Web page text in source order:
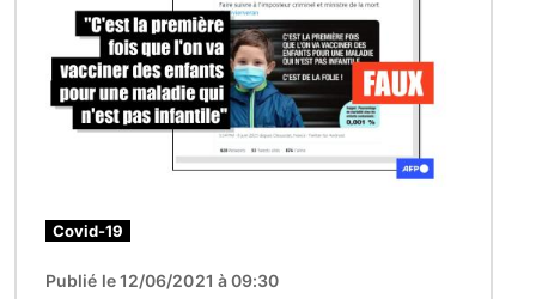
Covid-19
Publié le 12/06/2021 à 09:30